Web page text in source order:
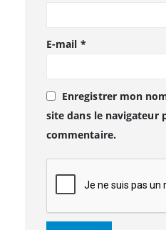
E-mail *
Enregistrer mon
site dans le navigateur
commentaire.